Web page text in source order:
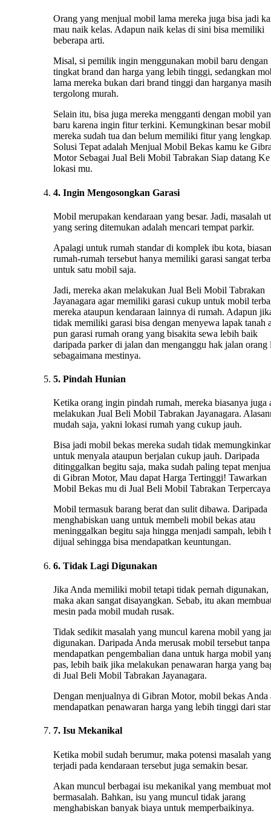
Orang yang menjual mobil lama mereka juga bisa jadi
mau naik kelas. Adapun naik kelas di sini bisa memiliki
beberapa arti.
Misal, si pemilik ingin menggunakan mobil baru dengan
tingkat brand dan harga yang lebih tinggi, sedangkan
lama mereka bukan dari brand tinggi dan harganya masih
tergolong murah.
Selain itu, bisa juga mereka mengganti dengan mobil
baru karena ingin fitur terkini. Kemungkinan besar mobil
mereka sudah tua dan belum memiliki fitur yang
Solusi Tepat adalah Menjual Mobil Bekas kamu ke
Motor Sebagai Jual Beli Mobil Tabrakan Siap datang Ke
lokasi mu.
4. Ingin Mengosongkan Garasi
Mobil merupakan kendaraan yang besar. Jadi, masalah
yang sering ditemukan adalah mencari tempat parkir.
Apalagi untuk rumah standar di komplek ibu kota,
rumah-rumah tersebut hanya memiliki garasi sangat
untuk satu mobil saja.
Jadi, mereka akan melakukan Jual Beli Mobil Tabrakan
Jayanagara agar memiliki garasi cukup untuk mobil
mereka ataupun kendaraan lainnya di rumah. Adapun
tidak memiliki garasi bisa dengan menyewa lapak tanah
pun garasi rumah orang yang bisakita sewa lebih baik
daripada parker di jalan dan menganggu hak jalan orang
sebagaimana mestinya.
5. Pindah Hunian
Ketika orang ingin pindah rumah, mereka biasanya juga
melakukan Jual Beli Mobil Tabrakan Jayanagara.
mudah saja, yakni lokasi rumah yang cukup jauh.
Bisa jadi mobil bekas mereka sudah tidak
untuk menyala ataupun berjalan cukup jauh. Daripada
ditinggalkan begitu saja, maka sudah paling tepat
di Gibran Motor, Mau dapat Harga Tertinggi! Tawarkan
Mobil Bekas mu di Jual Beli Mobil Tabrakan
Mobil termasuk barang berat dan sulit dibawa. Daripada
menghabiskan uang untuk membeli mobil bekas atau
meninggalkan begitu saja hingga menjadi sampah, lebih
dijual sehingga bisa mendapatkan keuntungan.
6. Tidak Lagi Digunakan
Jika Anda memiliki mobil tetapi tidak pernah digunakan,
maka akan sangat disayangkan. Sebab, itu akan
mesin pada mobil mudah rusak.
Tidak sedikit masalah yang muncul karena mobil yang
digunakan. Daripada Anda merusak mobil tersebut tanpa
mendapatkan pengembalian dana untuk harga mobil
pas, lebih baik jika melakukan penawaran harga yang
di Jual Beli Mobil Tabrakan Jayanagara.
Dengan menjualnya di Gibran Motor, mobil bekas Anda
mendapatkan penawaran harga yang lebih tinggi dari
7. Isu Mekanikal
Ketika mobil sudah berumur, maka potensi masalah yang
terjadi pada kendaraan tersebut juga semakin besar.
Akan muncul berbagai isu mekanikal yang membuat
bermasalah. Bahkan, isu yang muncul tidak jarang
menghabiskan banyak biaya untuk memperbaikinya.